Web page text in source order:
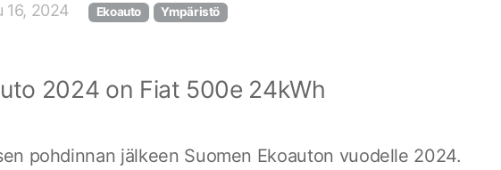
16, 2024 Ekoauto Ympäristö
2024 on Fiat 500e 24kWh
pohdinnan jälkeen Suomen Ekoauton vuodelle 2024.